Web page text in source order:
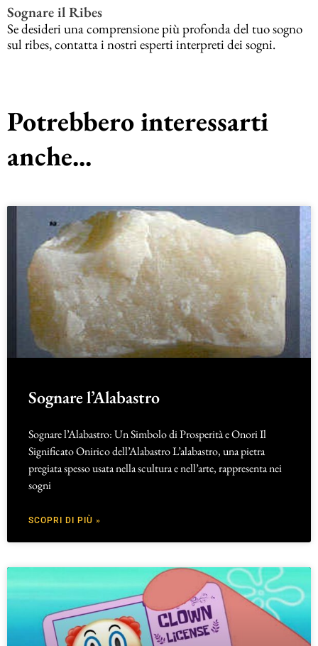
Sognare il Ribes
Se desideri una comprensione più profonda del tuo sogno
sul ribes, contatta i nostri esperti interpreti dei sogni.
Potrebbero interessarti
anche...
Sognare l’Alabastro
Sognare l’Alabastro: Un Simbolo di Prosperità e Onori Il
Significato Onirico dell’Alabastro L’alabastro, una pietra
pregiata spesso usata nella scultura e nell’arte, rappresenta nei
sogni
SCOPRI DI PIÙ »